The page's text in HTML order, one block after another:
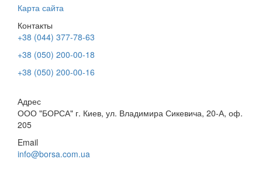
Карта сайта
Контакты
+38 (044) 377-78-63
+38 (050) 200-00-18
+38 (050) 200-00-16
Адрес
ООО "БОРСА" г. Киев, ул. Владимира Сикевича, 20-А, оф.
205
Email
info@borsa.com.ua